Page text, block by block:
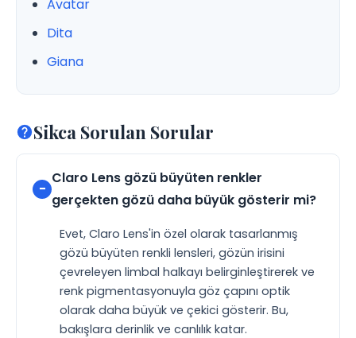
Avatar
Dita
Giana
Sikca Sorulan Sorular
Claro Lens gözü büyüten renkler
gerçekten gözü daha büyük gösterir mi?
Evet, Claro Lens'in özel olarak tasarlanmış
gözü büyüten renkli lensleri, gözün irisini
çevreleyen limbal halkayı belirginleştirerek ve
renk pigmentasyonuyla göz çapını optik
olarak daha büyük ve çekici gösterir. Bu,
bakışlara derinlik ve canlılık katar.